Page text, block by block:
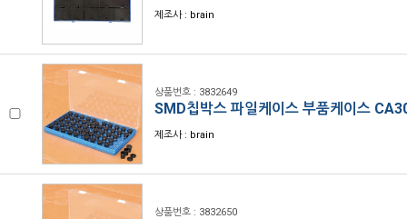
제조사 : brain
상품번호 : 3832649
SMD칩박스 파일케이스 부품케이스
제조사 : brain
상품번호 : 3832650